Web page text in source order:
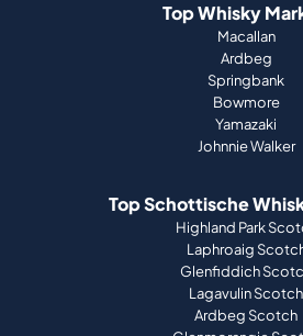
Top Whisky
Macallan
Ardbeg
Springbank
Bowmore
Yamazaki
Johnnie Walker
Top Schottische
Highland Park
Laphroaig
Glenfiddich
Lagavulin Scotch
Ardbeg Scotch